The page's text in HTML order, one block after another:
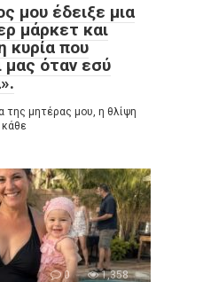
μου έδειξε μια
μάρκετ και
κυρία που
μας όταν εσύ
της μητέρας μου, η θλίψη
κάθε
0 1,358